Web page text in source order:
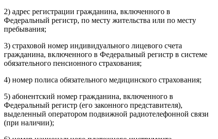
2) адрес регистрации гражданина, включенного в
Федеральный регистр, по месту жительства или по месту
пребывания;
3) страховой номер индивидуального лицевого счета
гражданина, включенного в Федеральный регистр в системе
обязательного пенсионного страхования;
4) номер полиса обязательного медицинского страхования;
5) абонентский номер гражданина, включенного в
Федеральный регистр (его законного представителя),
выделенный оператором подвижной радиотелефонной связи
(при наличии);